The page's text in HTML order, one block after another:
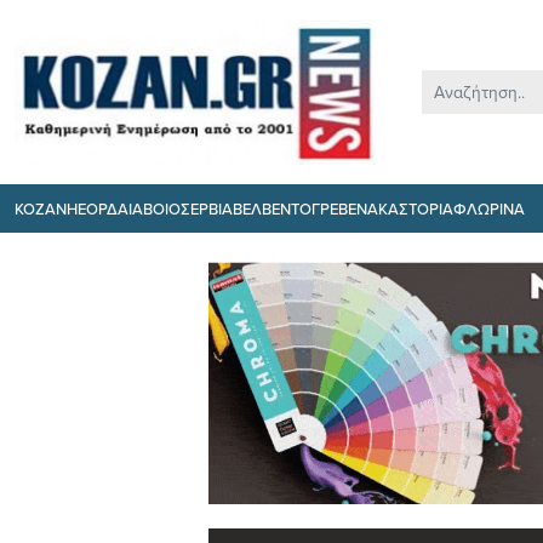
ΚΟΖΑΝΗΕΟΡΔΑΙΑΒΟΙΟΣΕΡΒΙΑΒΕΛΒΕΝΤΟΓΡΕΒΕΝΑΚΑΣΤΟΡΙΑΦΛΩΡΙΝΑ